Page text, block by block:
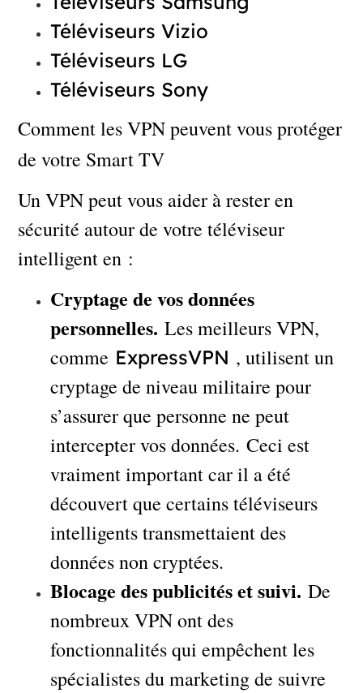
Téléviseurs Vizio
Téléviseurs LG
Téléviseurs Sony
Comment les VPN peuvent vous protéger
de votre Smart TV
Un VPN peut vous aider à rester en
sécurité autour de votre téléviseur
intelligent en :
Cryptage de vos données
personnelles.Les meilleurs VPN,
comme ExpressVPN , utilisent un
cryptage de niveau militaire pour
s’assurer que personne ne peut
intercepter vos données. Ceci est
vraiment important car il a été
découvert que certains téléviseurs
intelligents transmettaient des
données non cryptées.
Blocage des publicités et suivi.De
nombreux VPN ont des
fonctionnalités qui empêchent les
spécialistes du marketing de suivre